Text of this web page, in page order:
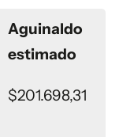
Aguinaldo
estimado
$201.698,31